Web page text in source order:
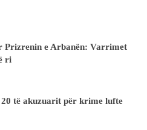
Prizrenin e Arbanën: Varrimet
ri
të akuzuarit për krime lufte